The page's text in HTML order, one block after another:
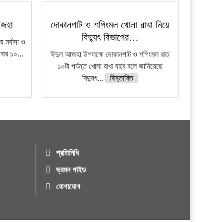
ও
১০...
দোকানপাট ও শপিংমল খোলা রাখা নিয়ে
বিদ্যুৎ বিভাগের…
ঈদুল আজহা উপলক্ষে দোকানপাট ও শপিংমল রাত
১০টা পর্যন্ত খোলা রাখা যাবে বলে জানিয়েছে
বিদ্যুৎ...
বিস্তারিত
প্রতিনিধি
ভ্রমন গাইড
যোগাযোগ